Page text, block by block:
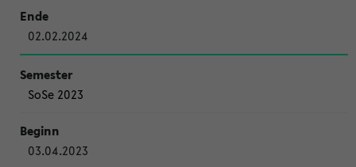
02.02.2024
SoSe 2023
03.04.2023